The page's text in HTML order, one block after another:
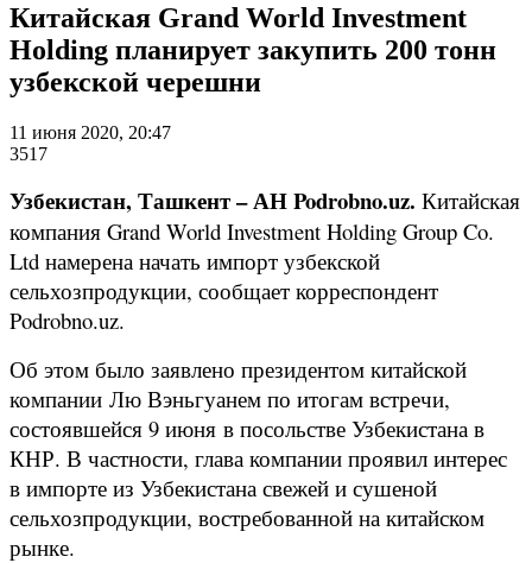
Китайская Grand World Investment
Holding планирует закупить 200 тонн
узбекской черешни
11 июня 2020, 20:47
3517
Узбекистан, Ташкент – АН Podrobno.uz. Китайская
компания Grand World Investment Holding Group Co.
Ltd намерена начать импорт узбекской
сельхозпродукции, сообщает корреспондент
Podrobno.uz.
Об этом было заявлено президентом китайской
компании Лю Вэньгуанем по итогам встречи,
состоявшейся 9 июня в посольстве Узбекистана в
КНР. В частности, глава компании проявил интерес
в импорте из Узбекистана свежей и сушеной
сельхозпродукции, востребованной на китайском
рынке.